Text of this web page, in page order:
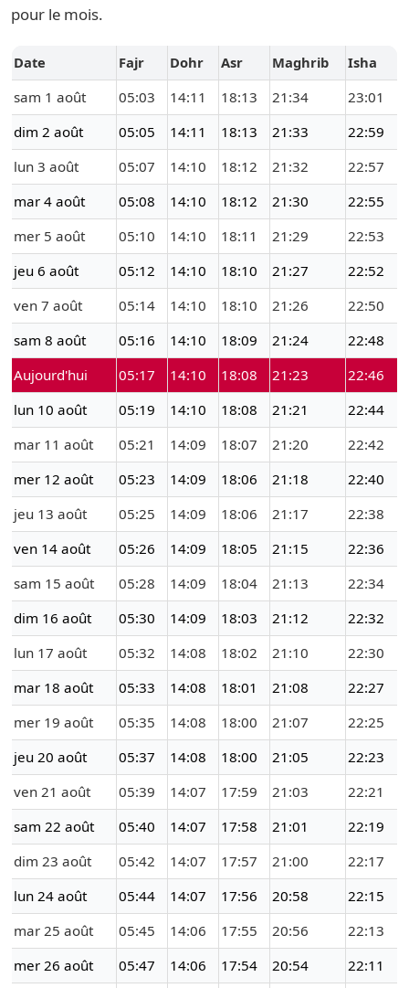
pour le mois.
Date Fajr Dohr Asr Maghrib
Isha
sam 1 août
05:03 14:11 18:13 21:34
23:01
dim 2 août
05:05 14:11 18:13 21:33
22:59
lun 3 août
05:07 14:10 18:12 21:32
22:57
mar 4 août
05:08 14:10 18:12 21:30
22:55
mer 5 août
05:10 14:10 18:11 21:29
22:53
jeu 6 août
05:12 14:10 18:10 21:27
22:52
ven 7 août
05:14 14:10 18:10 21:26
22:50
sam 8 août
05:16 14:10 18:09 21:24
22:48
Aujourd'hui
05:17 14:10 18:08 21:23
22:46
lun 10 août
05:19 14:10 18:08 21:21
22:44
mar 11 août
05:21 14:09 18:07 21:20
22:42
mer 12 août
05:23 14:09 18:06 21:18
22:40
jeu 13 août
05:25 14:09 18:06 21:17
22:38
ven 14 août
05:26 14:09 18:05 21:15
22:36
sam 15 août
05:28 14:09 18:04 21:13
22:34
dim 16 août
05:30 14:09 18:03 21:12
22:32
lun 17 août
05:32 14:08 18:02 21:10
22:30
mar 18 août
05:33 14:08 18:01 21:08
22:27
mer 19 août
05:35 14:08 18:00 21:07
22:25
jeu 20 août
05:37 14:08 18:00 21:05
22:23
ven 21 août
05:39 14:07 17:59 21:03
22:21
sam 22 août
05:40 14:07 17:58 21:01
22:19
dim 23 août
05:42 14:07 17:57 21:00
22:17
lun 24 août
05:44 14:07 17:56 20:58
22:15
mar 25 août
05:45 14:06 17:55 20:56
22:13
mer 26 août
05:47 14:06 17:54 20:54 22:11